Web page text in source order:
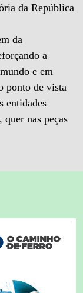
da República
da
a
e em
ponto de vista
entidades
nas peças